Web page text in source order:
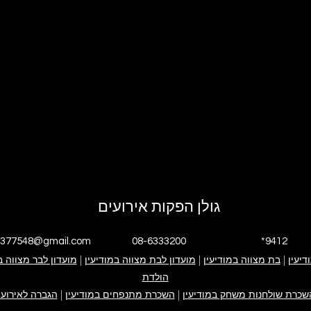
גולן הפקות אירועים
08-6333200 *9412
אנחנו גולן הפקות אירועים אירוע בת מצווה אירוע בר מצווה ימי
קייטנה במודיעין
|בת מצווה במודיעין מועדון לבת מצווה במודיעין מועדון לבר מצווה
הולדת
שולחנות משחק במודיעין השכרת מתנפחים במודיעין הגברה